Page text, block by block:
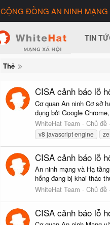
CỘNG ĐỒNG AN NINH MẠNG
TIN
Thẻ
CISA cảnh báo lỗ
Cơ quan An ninh Cơ sở
dụng bởi Google
WhiteHat Team
Chủ đề
v8 javascript engine
CISA cảnh báo lỗ
An ninh mạng và Hạ
hổng đang bị khai thác
WhiteHat Team
Chủ đề
CISA cảnh báo lỗ